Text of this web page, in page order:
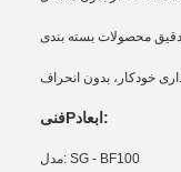
دقیق محصولات بسته بندی
خودکار، بدون انحراف
فنیP ابعاد:
مدل: SG - BF100